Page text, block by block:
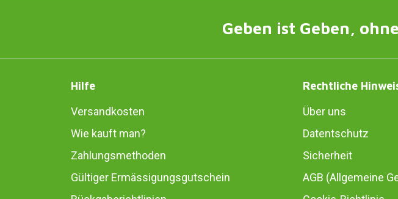
Geben ist Geben,
Hilfe
Versandkosten
Wie kauft man?
Zahlungsmethoden
Gültiger Ermässigungsgutschein
Rechtliche
Über uns
Datentschutz
Sicherheit
AGB (Allgemeine